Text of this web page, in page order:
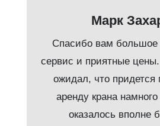
Марк
Спасибо вам большое
сервис и приятные цены.
ожидал, что придется
аренду крана
оказалось вполне